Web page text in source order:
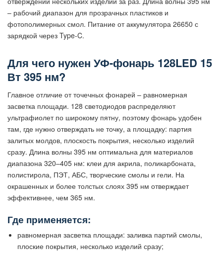
– рабочий диапазон для прозрачных пластиков и
фотополимерных смол. Питание от аккумулятора 26650 с
зарядкой через Type-C.
Для чего нужен УФ-фонарь 128LED 15
Вт 395 нм?
Главное отличие от точечных фонарей – равномерная
засветка площади. 128 светодиодов распределяют
ультрафиолет по широкому пятну, поэтому фонарь удобен
там, где нужно отверждать не точку, а площадку: партия
залитых молдов, плоскость покрытия, несколько изделий
сразу. Длина волны 395 нм оптимальна для материалов
диапазона 320–405 нм: клеи для акрила, поликарбоната,
полистирола, ПЭТ, АБС, творческие смолы и гели. На
окрашенных и более толстых слоях 395 нм отверждает
эффективнее, чем 365 нм.
Где применяется:
равномерная засветка площади: заливка партий смолы,
плоские покрытия, несколько изделий сразу;